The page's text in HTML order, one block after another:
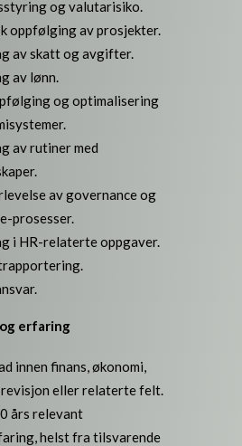
og valutarisiko.
oppfølging av prosjekter.
av skatt og avgifter.
av lønn.
og optimalisering
av rutiner med
av governance og
prosesser.
i HR-relaterte oppgaver.
erfaring
innen finans, økonomi,
revisjon eller relaterte felt.
års relevant
helst fra tilsvarende